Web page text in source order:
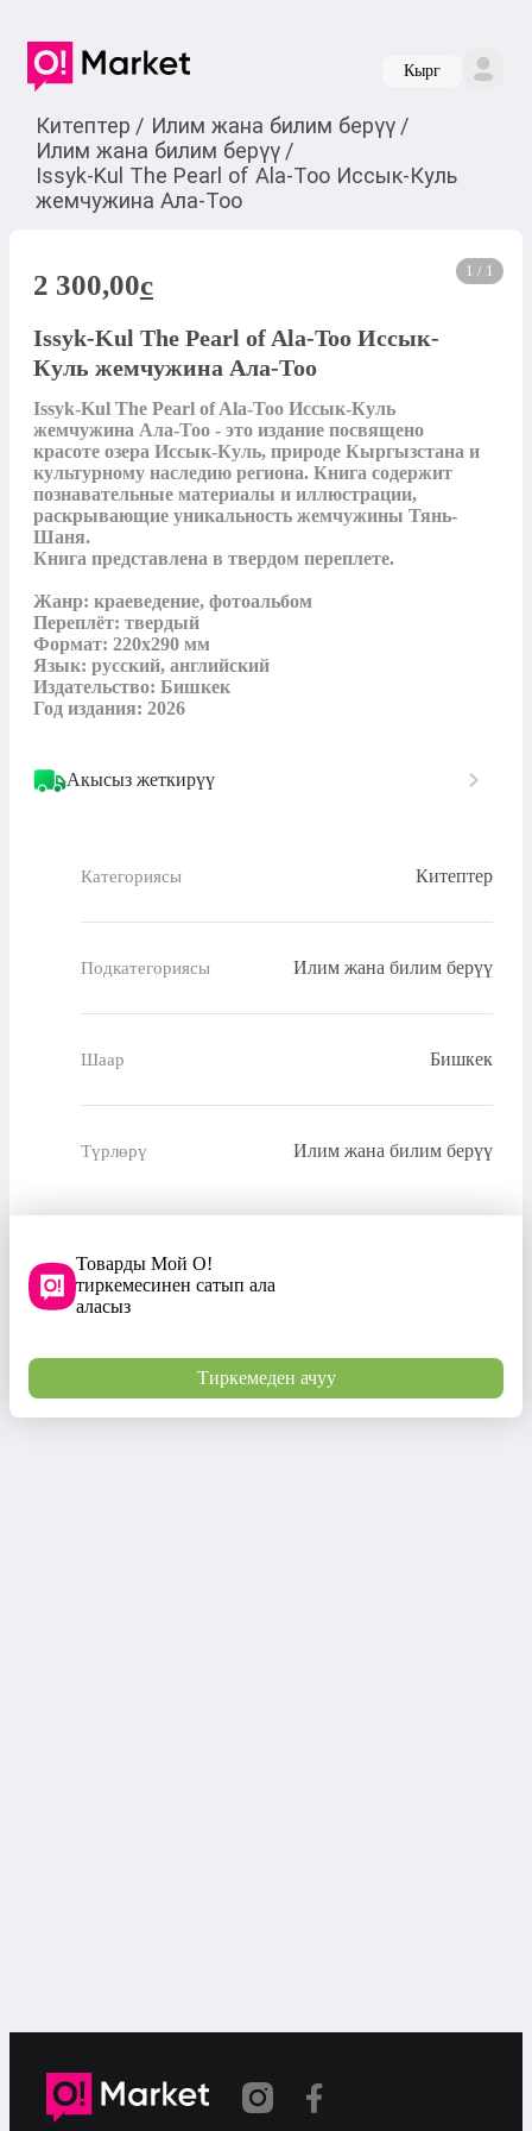
Кырг
Китептер / Илим жана билим берүү /
Илим жана билим берүү /
Issyk-Kul The Pearl of Ala-Too Иссык-Куль
жемчужина Ала-Тоо
1 / 1
2 300,00c
Issyk-Kul The Pearl of Ala-Too Иссык-
Куль жемчужина Ала-Тоо
Issyk-Kul The Pearl of Ala-Too Иссык-Куль
жемчужина Ала-Тоо - это издание посвящено
красоте озера Иссык-Куль, природе Кыргызстана и
культурному наследию региона. Книга содержит
познавательные материалы и иллюстрации,
раскрывающие уникальность жемчужины Тянь-
Шаня.
Книга представлена в твердом переплете.
Жанр: краеведение, фотоальбом
Переплёт: твердый
Формат: 220х290 мм
Язык: русский, английский
Издательство: Бишкек
Год издания: 2026
Акысыз жеткирүү
Категориясы Китептер
Подкатегориясы Илим жана билим берүү
Шаар Бишкек
Түрлөрү Илим жана билим берүү
Товарды Мой О!
тиркемесинен сатып ала
аласыз
Тиркемеден ачуу